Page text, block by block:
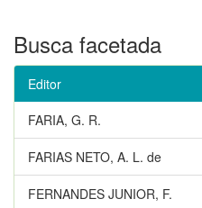
Busca facetada
Editor
FARIA, G. R.
FARIAS NETO, A. L. de
FERNANDES JUNIOR, F.